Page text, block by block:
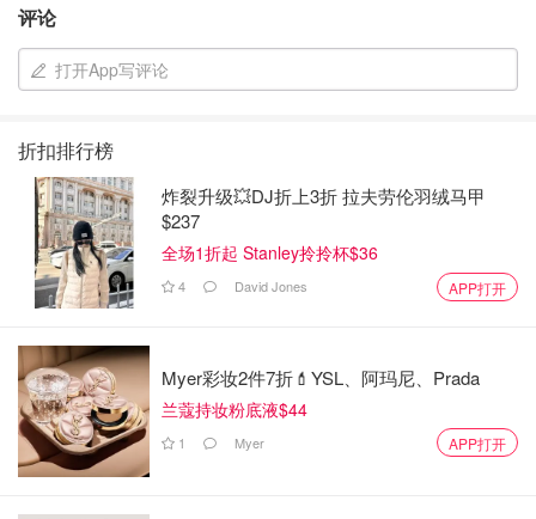
评论
打开App写评论
折扣排行榜
炸裂升级💥DJ折上3折 拉夫劳伦羽绒马甲
$237
全场1折起 Stanley拎拎杯$36
4 David Jones APP打开
Myer彩妆2件7折💄YSL、阿玛尼、Prada
兰蔻持妆粉底液$44
1 Myer APP打开